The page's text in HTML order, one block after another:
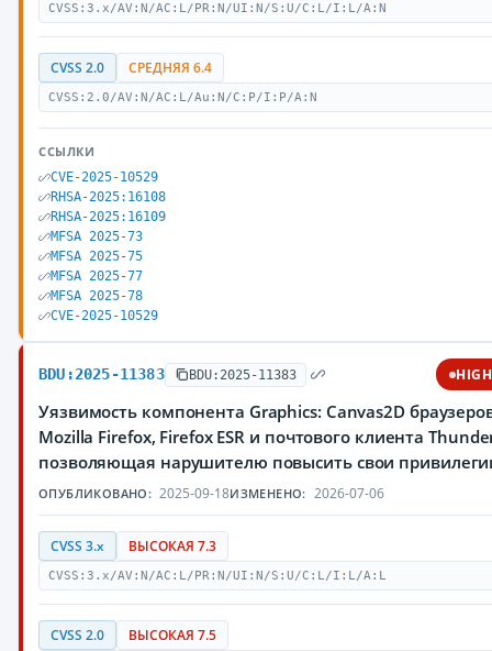
CVSS:3.x/AV:N/AC:L/PR:N/UI:N/S:U/C:L/I:L/A:N
CVSS 2.0 СРЕДНЯЯ 6.4
CVSS:2.0/AV:N/AC:L/Au:N/C:P/I:P/A:N
ССЫЛКИ
CVE-2025-10529
RHSA-2025:16108
RHSA-2025:16109
MFSA 2025-73
MFSA 2025-75
MFSA 2025-77
MFSA 2025-78
CVE-2025-10529
BDU:2025-11383 BDU:2025-11383 HIGH
Уязвимость компонента Graphics: Canvas2D
Mozilla Firefox, Firefox ESR и почтового клиента
позволяющая нарушителю повысить свои
ОПУБЛИКОВАНО: 2025-09-18ИЗМЕНЕНО: 2026-07-06
CVSS 3.x ВЫСОКАЯ 7.3
CVSS:3.x/AV:N/AC:L/PR:N/UI:N/S:U/C:L/I:L/A:L
CVSS 2.0 ВЫСОКАЯ 7.5